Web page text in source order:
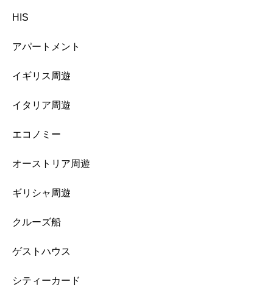
HIS
アパートメント
イギリス周遊
イタリア周遊
エコノミー
オーストリア周遊
ギリシャ周遊
クルーズ船
ゲストハウス
シティーカード